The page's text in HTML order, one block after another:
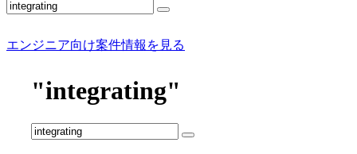
エンジニア向け案件情報を見る
"integrating"